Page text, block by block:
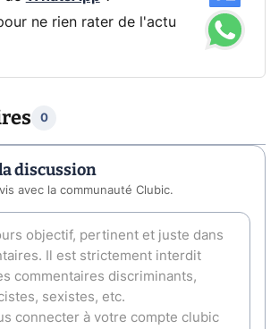
ne rien rater de l'actu
0
discussion
avec la communauté Clubic.